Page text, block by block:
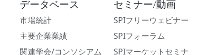
データベース
市場統計
主要企業業績
関連学会/コンソシアム
セミナー/動画
SPIフリーウェビナー
SPIフォーラム
SPIマーケットセミナ